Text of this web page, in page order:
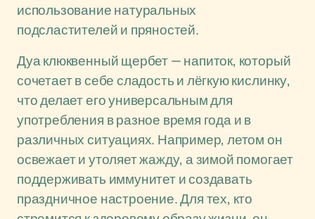
использование натуральных
подсластителей и пряностей.
Дуа клюквенный щербет — напиток, который
сочетает в себе сладость и лёгкую кислинку,
что делает его универсальным для
употребления в разное время года и в
различных ситуациях. Например, летом он
освежает и утоляет жажду, а зимой помогает
поддерживать иммунитет и создавать
праздничное настроение. Для тех, кто